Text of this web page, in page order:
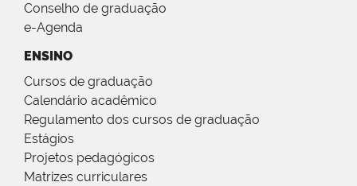
Conselho de graduação
e-Agenda
ENSINO
Cursos de graduação
Calendário acadêmico
Regulamento dos cursos de graduação
Estágios
Projetos pedagógicos
Matrizes curriculares